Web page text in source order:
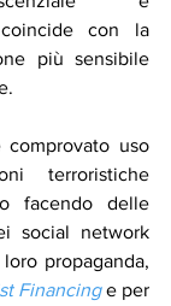
con la
più sensibile
comprovato uso
terroristiche
facendo delle
social network
propaganda,
Financing e per